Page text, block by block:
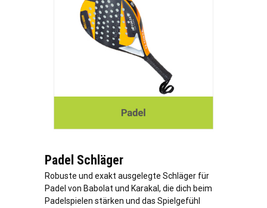
Padel Schläger
Robuste und exakt ausgelegte Schläger für
Padel von Babolat und Karakal, die dich beim
Padelspielen stärken und das Spielgefühl